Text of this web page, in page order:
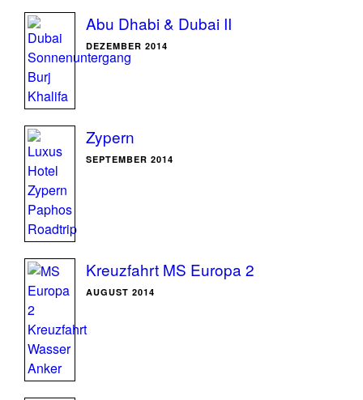
Abu Dhabi & Dubai II
DEZEMBER 2014
Zypern
SEPTEMBER 2014
Kreuzfahrt MS Europa 2
AUGUST 2014